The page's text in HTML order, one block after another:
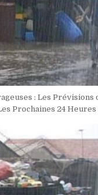
: Les Prévisions
Prochaines 24 Heures